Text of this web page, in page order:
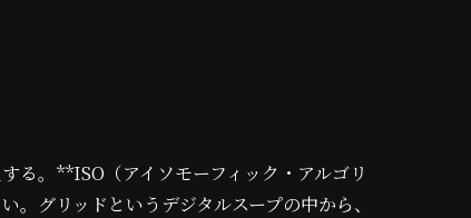
る。**ISO（アイソモーフィック・アルゴリ
グリッドというデジタルスープの中から、